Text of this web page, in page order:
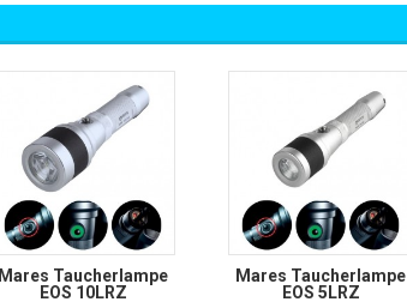
Mares Taucherlampe
EOS 10LRZ
Mares Taucherlampe
EOS 5LRZ